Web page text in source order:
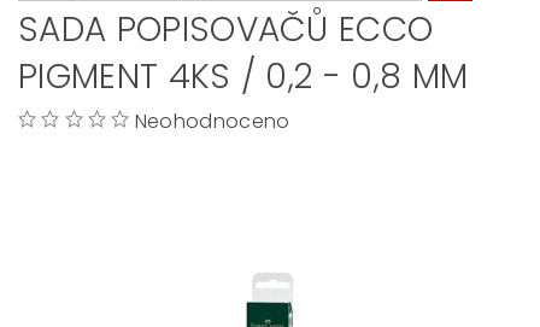
SADA POPISOVAČŮ ECCO
PIGMENT 4KS / 0,2 - 0,8 MM
Neohodnoceno